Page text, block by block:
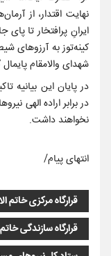
نهایت اقتدار، از
ایرانِ پرافتخار تا
کینه‌توز به آرزوهای
شهدای والامقام
در پایان این بیانیه
در برابر اراده الهی
نخواهند داشت.
انتهای پیام/
قرارگاه مرکزی خاتم
قرارگاه سازندگی